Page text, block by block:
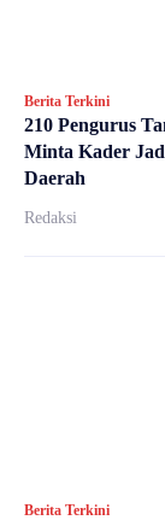
Berita Terkini
210 Pengurus
Minta Kader
Daerah
Redaksi
Berita Terkini